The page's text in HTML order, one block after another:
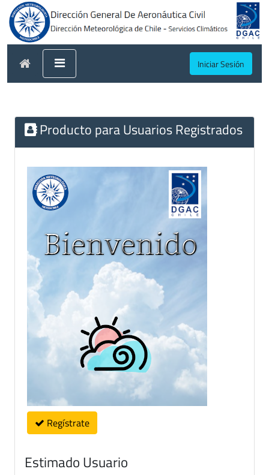
Iniciar Sesión
Producto para Usuarios Registrados
Regístrate
Estimado Usuario